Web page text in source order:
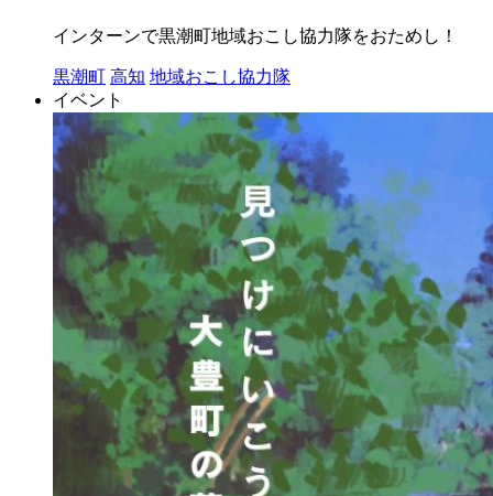
インターンで黒潮町地域おこし協力隊をおためし！
黒潮町 高知 地域おこし協力隊
イベント